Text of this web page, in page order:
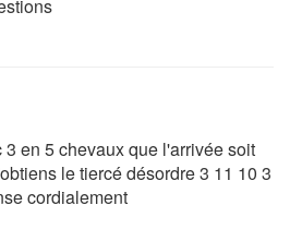
en 5 chevaux que l'arrivée soit
le tiercé désordre 3 11 10 3
cordialement